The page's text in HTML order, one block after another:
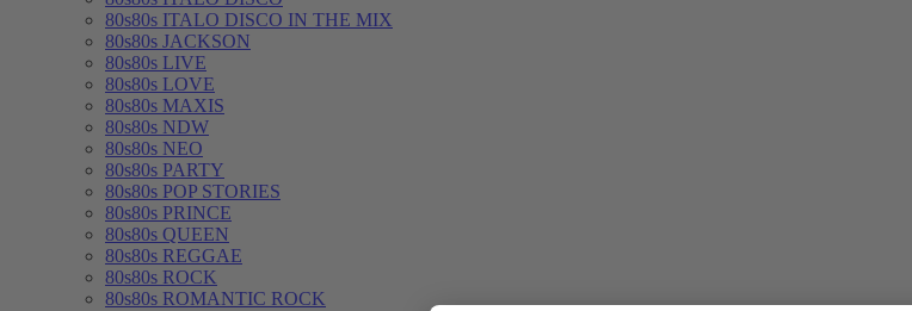
80s80s ITALO DISCO IN THE MIX
80s80s JACKSON
80s80s LIVE
80s80s LOVE
80s80s MAXIS
80s80s NDW
80s80s NEO
80s80s PARTY
80s80s POP STORIES
80s80s PRINCE
80s80s QUEEN
80s80s REGGAE
80s80s ROCK
80s80s ROMANTIC ROCK